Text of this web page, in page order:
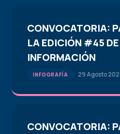
CONVOCATORIA:
LA EDICIÓN #45 DE
INFORMACIÓN
INFOGRAFÍA 29 Agosto
CONVOCATORIA: